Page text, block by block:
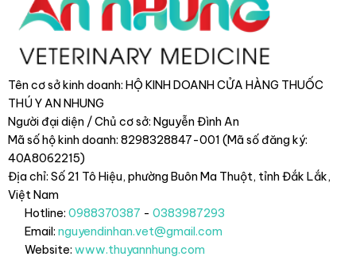
Tên cơ sở kinh doanh: HỘ KINH DOANH CỬA HÀNG THUỐC
THÚ Y AN NHUNG
Người đại diện / Chủ cơ sở: Nguyễn Đình An
Mã số hộ kinh doanh: 8298328847-001 (Mã số đăng ký:
40A8062215)
Địa chỉ: Số 21 Tô Hiệu, phường Buôn Ma Thuột, tỉnh Đắk Lắk,
Việt Nam
Hotline: 0988370387 - 0383987293
Email: nguyendinhan.vet@gmail.com
Website: www.thuyannhung.com